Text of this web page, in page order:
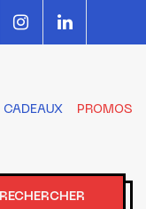
CADEAUX PROMOS
RECHERCHER